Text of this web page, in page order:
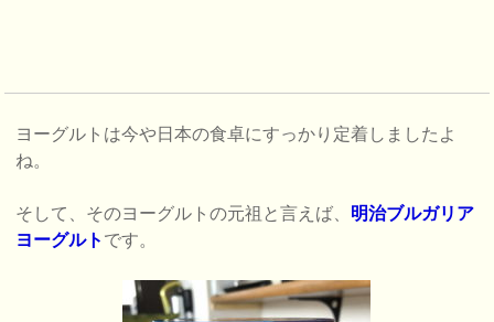
ヨーグルトは今や日本の食卓にすっかり定着しましたよ
ね。
そして、そのヨーグルトの元祖と言えば、 明治ブルガリア
ヨーグルト です。